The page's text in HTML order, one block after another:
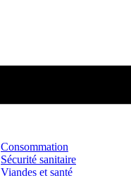
Consommation
Sécurité sanitaire
Viandes et santé